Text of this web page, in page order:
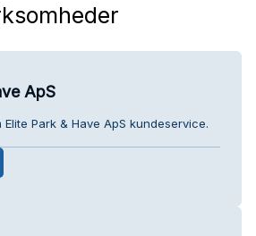
ApS
Park & Have ApS kundeservice.